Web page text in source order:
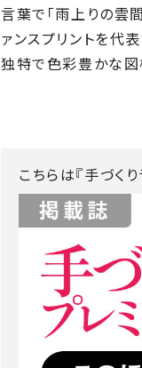
言葉で「雨上りの雲
ァンスプリントを代
独特で色彩豊かな図
こちらは『手づく